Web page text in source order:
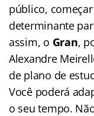
público,
determinante
assim, o Gran,
Alexandre
de plano de
Você poderá
o seu tempo.